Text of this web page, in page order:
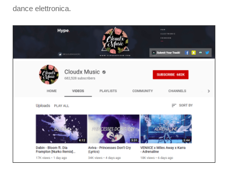
dance elettronica.